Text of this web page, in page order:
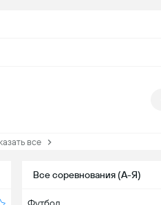
все
Все соревнования (А-Я)